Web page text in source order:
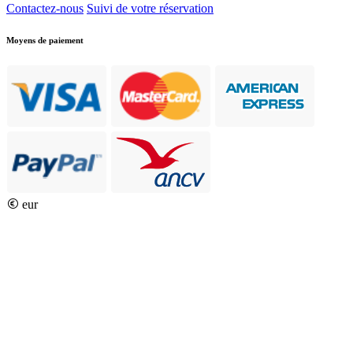
Contactez-nous Suivi de votre réservation
Moyens de paiement
eur